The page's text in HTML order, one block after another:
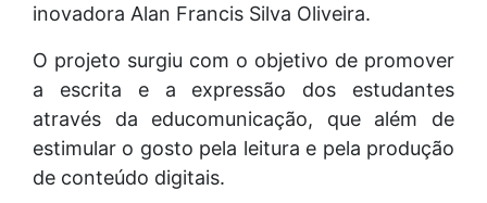
inovadora Alan Francis Silva Oliveira.
O projeto surgiu com o objetivo de promover
a escrita e a expressão dos estudantes
através da educomunicação, que além de
estimular o gosto pela leitura e pela produção
de conteúdo digitais.